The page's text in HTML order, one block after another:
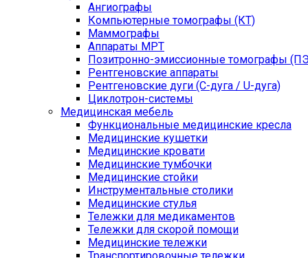
Ангиографы
Компьютерные томографы (КТ)
Маммографы
Аппараты МРТ
Позитронно-эмиссионные томографы
Рентгеновские аппараты
Рентгеновские дуги (С-дуга / U-дуга)
Циклотрон-системы
Медицинская мебель
Функциональные медицинские кресла
Медицинские кушетки
Медицинские кровати
Медицинские тумбочки
Медицинские стойки
Инструментальные столики
Медицинские стулья
Тележки для медикаментов
Тележки для скорой помощи
Медицинские тележки